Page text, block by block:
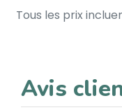
Tous les prix
Avis